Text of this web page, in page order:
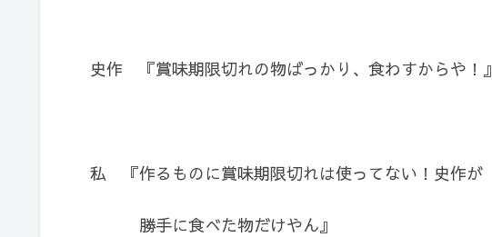
史作 『賞味期限切れの物ばっかり、食わすからや！』
私 『作るものに賞味期限切れは使ってない！史作が
勝手に食べた物だけやん』